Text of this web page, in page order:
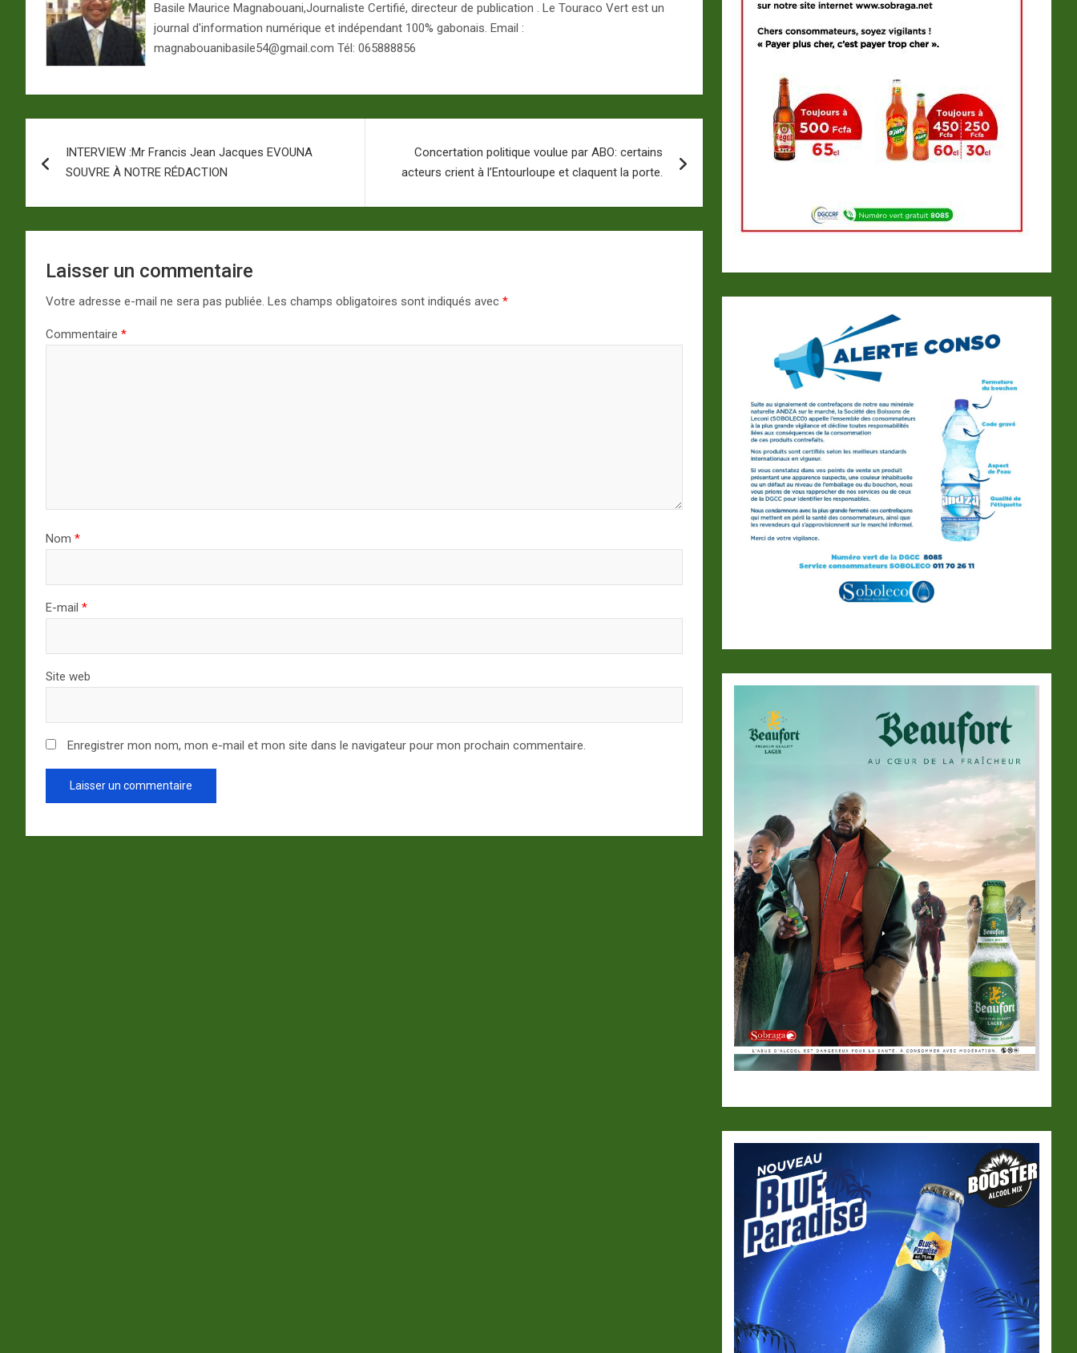
Basile Maurice Magnabouani,Journaliste Certifié, directeur de publication . Le Touraco Vert est un
journal d'information numérique et indépendant 100% gabonais. Email :
magnabouanibasile54@gmail.com Tél: 065888856
de
l’article
INTERVIEW :Mr Francis Jean Jacques EVOUNA
SOUVRE À NOTRE RÉDACTION
Concertation politique voulue par ABO: certains
acteurs crient à l’Entourloupe et claquent la porte.
Laisser un commentaire
Votre adresse e-mail ne sera pas publiée. Les champs obligatoires sont indiqués avec *
Commentaire *
Nom *
E-mail *
Site web
Enregistrer mon nom, mon e-mail et mon site dans le navigateur pour mon prochain commentaire.